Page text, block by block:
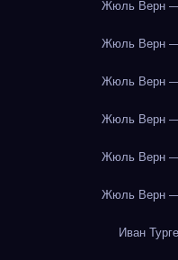
Жюль Верн —
Жюль Верн —
Жюль Верн —
Жюль Верн —
Жюль Верн —
Жюль Верн —
Иван